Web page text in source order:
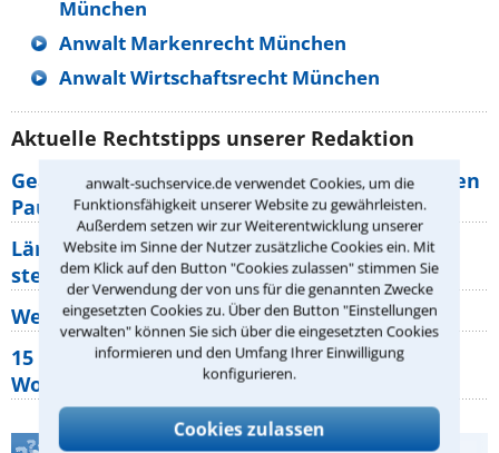
anwalt-suchservice.de verwendet Cookies, um die
Funktionsfähigkeit unserer Website zu gewährleisten.
Außerdem setzen wir zur Weiterentwicklung unserer
Website im Sinne der Nutzer zusätzliche Cookies ein. Mit
dem Klick auf den Button "Cookies zulassen" stimmen Sie
der Verwendung der von uns für die genannten Zwecke
eingesetzten Cookies zu. Über den Button "Einstellungen
verwalten" können Sie sich über die eingesetzten Cookies
informieren und den Umfang Ihrer Einwilligung
konfigurieren.
Cookies zulassen
München
Anwalt Markenrecht München
Anwalt Wirtschaftsrecht München
Aktuelle Rechtstipps unserer Redaktion
Geänderte Abflugzeiten: Welche Rechte haben
Pauschalurlauber?
Lärm von den Nachbarn: Welche Rechte
stehen mir zu?
Wer muss Zweitwohnungssteuer zahlen?
15 elementare Rechte, die jeder
Wohnungseigentümer kennen sollte